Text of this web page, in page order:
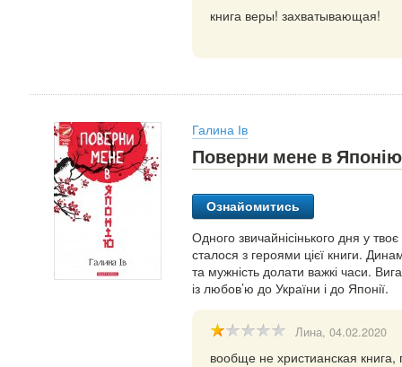
книга веры! захватывающая!
Галина Ів
Поверни мене в Японію
Ознайомитись
Одного звичайнісінького дня у
сталося з героями цієї книги.
та мужність долати важкі часи.
із любов’ю до України і до Японії.
Лина, 04.02.2020
вообще не христианская